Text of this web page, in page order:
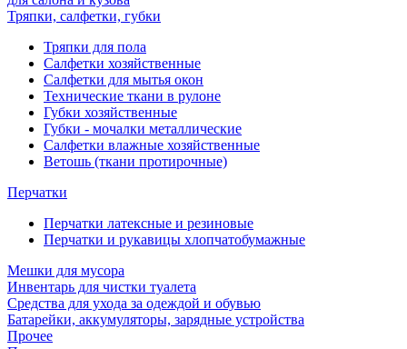
Тряпки, салфетки, губки
Тряпки для пола
Салфетки хозяйственные
Салфетки для мытья окон
Технические ткани в рулоне
Губки хозяйственные
Губки - мочалки металлические
Салфетки влажные хозяйственные
Ветошь (ткани протирочные)
Перчатки
Перчатки латексные и резиновые
Перчатки и рукавицы хлопчатобумажные
Мешки для мусора
Инвентарь для чистки туалета
Средства для ухода за одеждой и обувью
Батарейки, аккумуляторы, зарядные устройства
Прочее